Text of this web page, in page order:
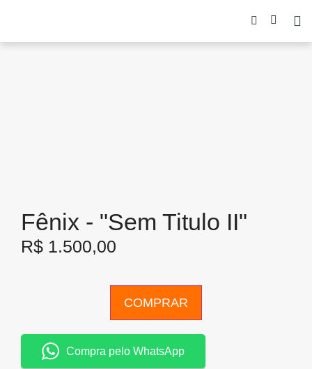
Fênix - "Sem Titulo II"
R$ 1.500,00
COMPRAR
Compra pelo WhatsApp